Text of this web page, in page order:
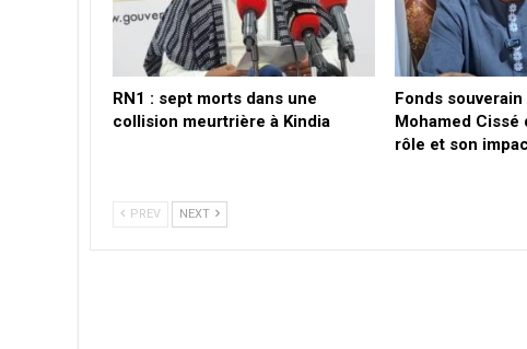
RN1 : sept morts dans une
collision meurtrière à Kindia
Fonds
Mohamed Cissé
rôle et son
PREV NEXT